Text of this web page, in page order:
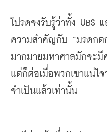
โปรดจงรับรู้ว่าทั้ง UBS แ
ความสำคัญกับ “มรดกต
มากมายมหาศาลมักจะ
แต่ก็ต่อเมื่อพวกเขาแน่ใจ
จำเป็นแล้วเท่านั้น